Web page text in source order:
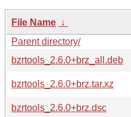
File Name ↓
Parent directory/
bzrtools_2.6.0+brz_all.deb
bzrtools_2.6.0+brz.tar.xz
bzrtools_2.6.0+brz.dsc